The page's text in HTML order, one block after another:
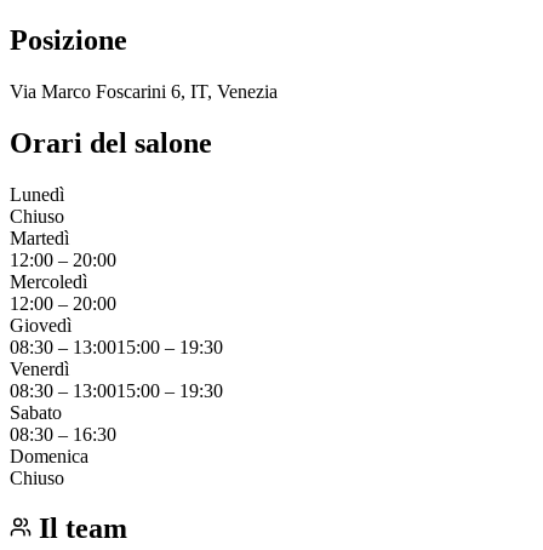
Posizione
Via Marco Foscarini 6, IT, Venezia
Orari del salone
Lunedì
Chiuso
Martedì
12:00 – 20:00
Mercoledì
12:00 – 20:00
Giovedì
08:30 – 13:0015:00 – 19:30
Venerdì
08:30 – 13:0015:00 – 19:30
Sabato
08:30 – 16:30
Domenica
Chiuso
Il team